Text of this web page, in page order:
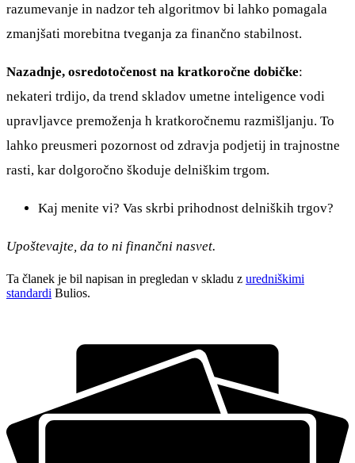
razumevanje in nadzor teh algoritmov bi lahko pomagala
zmanjšati morebitna tveganja za finančno stabilnost.
Nazadnje, osredotočenost na kratkoročne dobičke:
nekateri trdijo, da trend skladov umetne inteligence vodi
upravljavce premoženja h kratkoročnemu razmišljanju. To
lahko preusmeri pozornost od zdravja podjetij in trajnostne
rasti, kar dolgoročno škoduje delniškim trgom.
Kaj menite vi? Vas skrbi prihodnost delniških trgov?
Upoštevajte, da to ni finančni nasvet.
Ta članek je bil napisan in pregledan v skladu z uredniškimi
standardi Bulios.